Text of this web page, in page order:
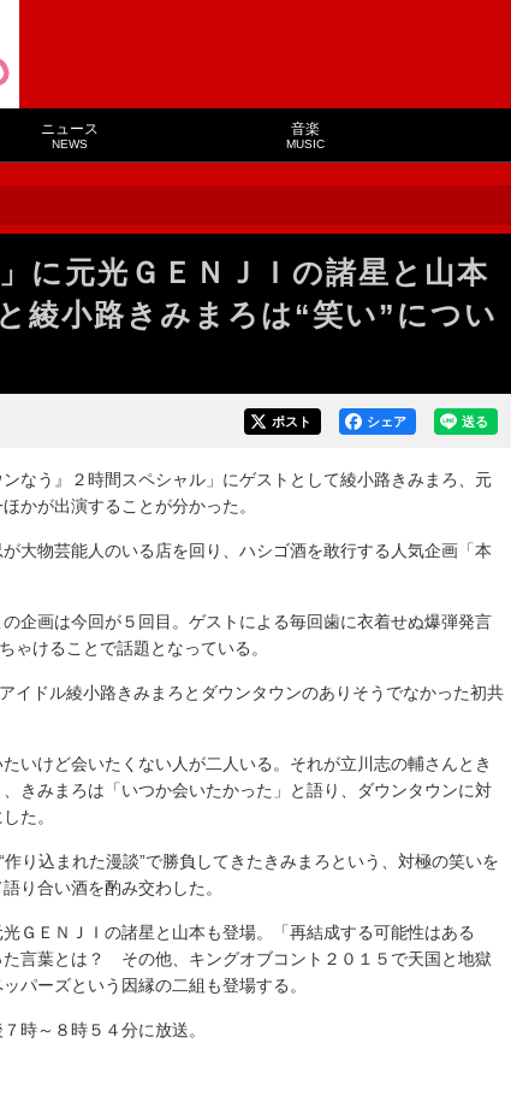
ニュース
NEWS
音楽
MUSIC
に元光ＧＥＮＪＩの諸星と山本
綾小路きみまろは“笑い”につい
送る
シェア
ポスト
なう』２時間スペシャル」にゲストとして綾小路きみまろ、元
かが出演することが分かった。
大物芸能人のいる店を回り、ハシゴ酒を敢行する人気企画「本
企画は今回が５回目。ゲストによる毎回歯に衣着せぬ爆弾発言
ゃけることで話題となっている。
イドル綾小路きみまろとダウンタウンのありそうでなかった初共
いけど会いたくない人が二人いる。それが立川志の輔さんとき
きみまろは「いつか会いたかった」と語り、ダウンタウンに対
た。
り込まれた漫談”で勝負してきたきみまろという、対極の笑いを
り合い酒を酌み交わした。
ＧＥＮＪＩの諸星と山本も登場。「再結成する可能性はある
言葉とは？ その他、キングオブコント２０１５で天国と地獄
パーズという因縁の二組も登場する。
時～８時５４分に放送。